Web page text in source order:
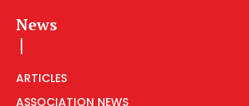
News
ARTICLES
ASSOCIATION NEWS